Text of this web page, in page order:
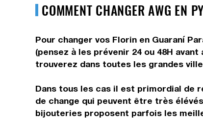
COMMENT CHANGER AWG EN
Pour changer vos Florin en Guaraní
(pensez à les prévenir 24 ou 48H
trouverez dans toutes les grandes
Dans tous les cas il est primordial de
de change qui peuvent être très
bijouteries proposent parfois les